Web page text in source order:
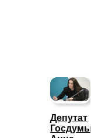
Депутат
Госдумы